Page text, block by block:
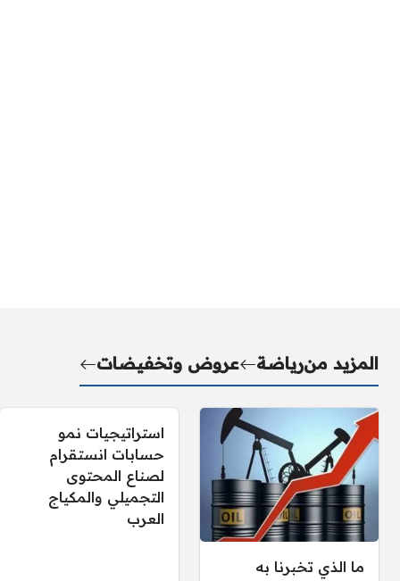
المزيد منرياضة عروض وتخفيضات
ما الذي تخبرنا به
استراتيجيات نمو
حسابات انستقرام
لصناع المحتوى
التجميلي والمكياج
العرب